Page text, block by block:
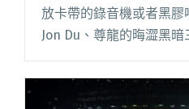
放卡帶的錄音機或者黑膠
Jon Du、尊龍的晦澀黑暗
也不會推出 CD 格式的作
到，新專輯《Dead
讀全文 "Forests 十一月